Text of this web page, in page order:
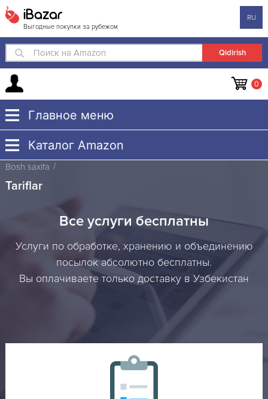
iBazar
Выгодные покупки за рубежом
RU
Поиск на Amazon
0
Главное меню
Каталог Amazon
Bosh saxifa
Tariflar
Все услуги бесплатны
Услуги по обработке, хранению и объединению
посылок абсолютно бесплатны.
Вы оплачиваете только доставку в Узбекистан